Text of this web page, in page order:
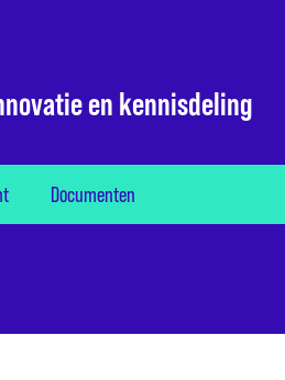
en kennisdeling
Documenten